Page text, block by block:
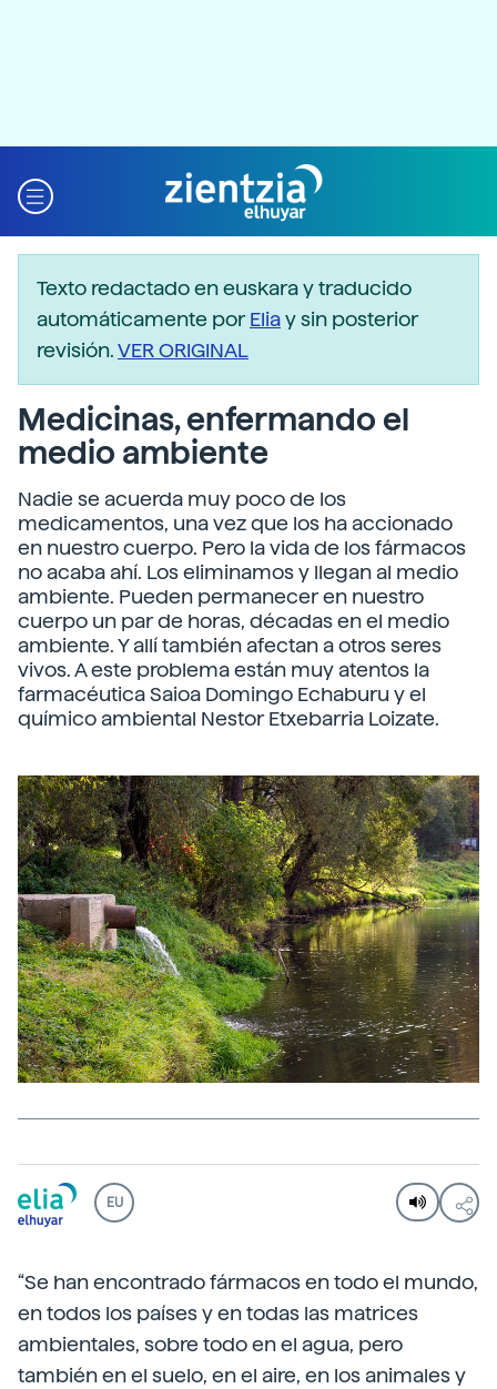
Texto redactado en euskara y traducido
automáticamente porEliay sin posterior
revisión.VER ORIGINAL
Medicinas, enfermando el
medio ambiente
Nadie se acuerda muy poco de los
medicamentos, una vez que los ha accionado
en nuestro cuerpo. Pero la vida de los fármacos
no acaba ahí. Los eliminamos y llegan al medio
ambiente. Pueden permanecer en nuestro
cuerpo un par de horas, décadas en el medio
ambiente. Y allí también afectan a otros seres
vivos. A este problema están muy atentos la
farmacéutica Saioa Domingo Echaburu y el
químico ambiental Nestor Etxebarria Loizate.
EU
“Se han encontrado fármacos en todo el mundo,
en todos los países y en todas las matrices
ambientales, sobre todo en el agua, pero
también en el suelo, en el aire, en los animales y